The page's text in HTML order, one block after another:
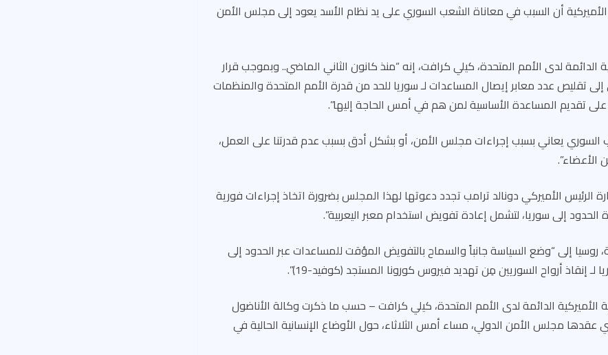
الأميركية أن السبب في معاناة الشعب السوري على يد نظام الأسد يعود إلى مجلس الأمن
الدائمة لدى الأمم المتحدة، كيلي كرافت، إنه “منذ كانون الثاني الماضي.. وبموجب قرار
رقم 2504 أدّى إلى تقليص عدد معابر إيصال المساعدات لـ سوريا للحد من قدرة الأمم المتحدة والمنظمات
على تقديم المساعدة الأساسية لمن هم في أمس الحاجة إليها”.
السوري يعاني بسبب إجراءات مجلس الأمن، أو بشكل أدق بسبب عدم قدرتنا على العمل،
الأعضاء”.
الرئيس الأميركي دونالد ترامب تجدد دعوتها لهذا المجلس بضرورة اتخاذ إجراءات فورية
الحدود إلى سوريا، لتشمل إعادة تفويض استخدام معبر اليعربية”.
روسيا إلى “وضع السياسة جانباً والسماح بالتفويض المؤقت للمساعدات عبر الحدود إلى
إنقاذ أرواح السوريين مِن تهديد فيروس كورونا المستجد (كوفيد-19)”.
الأميركية الدائمة لدى الأمم المتحدة، كيلي كرافت – حسب ما ذكرت وكالة الأناضول
عقدها مجلس الأمن الدولي، مساء أمس الثلاثاء، حول الأوضاع الإنسانية الحالية في